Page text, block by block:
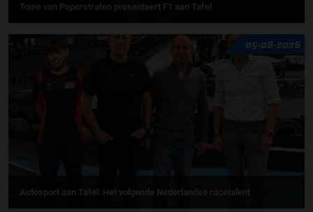
Toine van Peperstraten presenteert F1 aan Tafel
05-08-2026
Autosport aan Tafel: Het volgende Nederlandse racetalent